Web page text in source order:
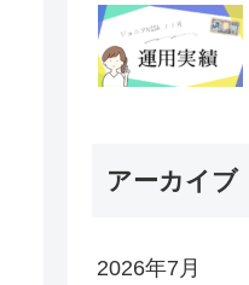
アーカイブ
2026年7月